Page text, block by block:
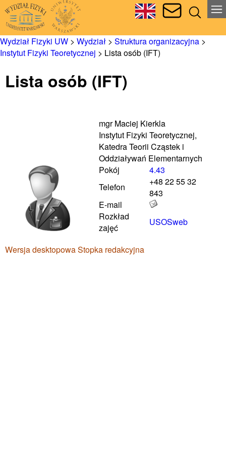
Wydział Fizyki UW > Wydział > Struktura organizacyjna >
Instytut Fizyki Teoretycznej > Lista osób (IFT)
Lista osób (IFT)
mgr Maciej Kierkla
Instytut Fizyki Teoretycznej,
Katedra Teorii Cząstek i
Oddziaływań Elementarnych
Pokój
4.43
Telefon
+48 22 55 32
843
E-mail
Rozkład
zajęć
USOSweb
Wersja desktopowaStopka redakcyjna